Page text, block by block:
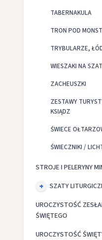
TABERNAKULA
TRON POD
TRYBULARZE,
WIESZAKI NA
ZACHEUSZKI
ZESTAWY
KSIĄDZ
ŚWIECE
ŚWIECZNIKI /
STROJE I PELERYNY
SZATY
UROCZYSTOŚĆ
ŚWIĘTEGO
UROCZYSTOŚĆ